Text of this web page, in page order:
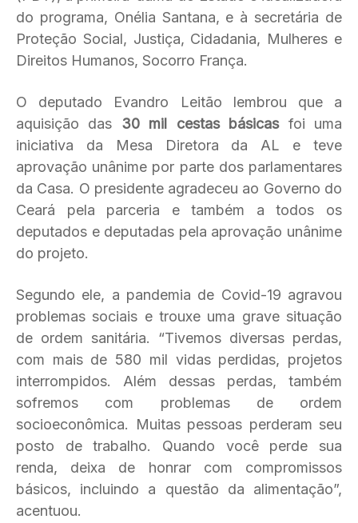
do programa, Onélia Santana, e à secretária de
Proteção Social, Justiça, Cidadania, Mulheres e
Direitos Humanos, Socorro França.
O deputado Evandro Leitão lembrou que a
aquisição das 30 mil cestas básicasfoi uma
iniciativa da Mesa Diretora da AL e teve
aprovação unânime por parte dos parlamentares
da Casa. O presidente agradeceu ao Governo do
Ceará pela parceria e também a todos os
deputados e deputadas pela aprovação unânime
do projeto.
Segundo ele, a pandemia de Covid-19 agravou
problemas sociais e trouxe uma grave situação
de ordem sanitária. “Tivemos diversas perdas,
com mais de 580 mil vidas perdidas, projetos
interrompidos. Além dessas perdas, também
sofremos com problemas de ordem
socioeconômica. Muitas pessoas perderam seu
posto de trabalho. Quando você perde sua
renda, deixa de honrar com compromissos
básicos, incluindo a questão da alimentação”,
acentuou.